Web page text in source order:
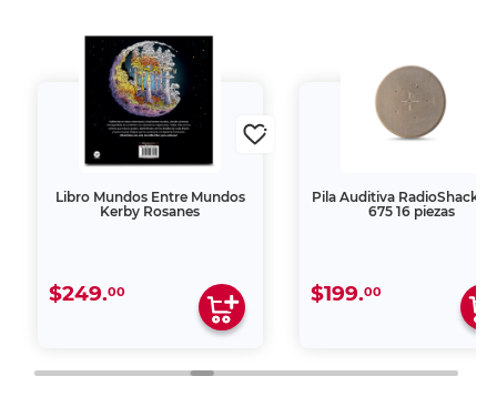
Libro Mundos Entre Mundos
Kerby Rosanes
$249.00
Pila Auditiva RadioShack
675 16 piezas
$199.00